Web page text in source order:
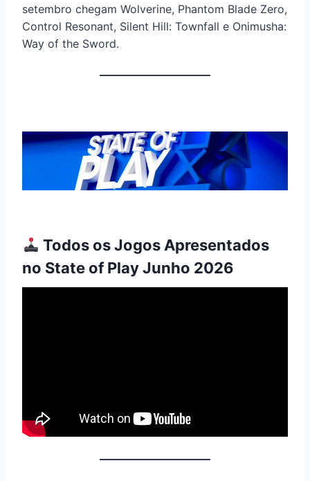
setembro chegam Wolverine, Phantom Blade Zero,
Control Resonant, Silent Hill: Townfall e Onimusha:
Way of the Sword.
Todos os Jogos Apresentados
no State of Play Junho 2026